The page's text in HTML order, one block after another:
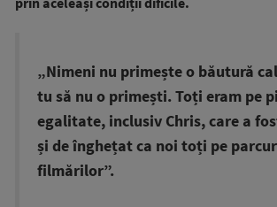
„Nimeni nu primește o băutură
tu să nu o primești. Toți eram pe
egalitate, inclusiv Chris, care a
și de înghețat ca noi toți pe
filmărilor”.